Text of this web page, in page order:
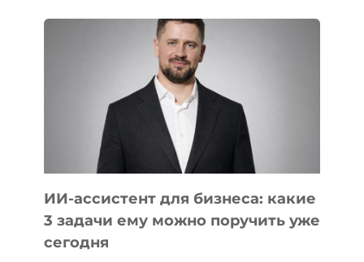
КОТОРЫЕ
РАЗВИВАЮТ
ТЕХНОЛОГИЧЕСКОЕ
ОБРАЗОВАНИЕ
ТАДЖИКИСТАНА
ИИ-ассистент для бизнеса: какие
3 задачи ему можно поручить уже
сегодня